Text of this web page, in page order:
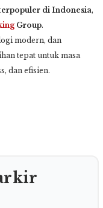
di Indonesia,
Group.
modern, dan
tepat untuk masa
dan efisien.